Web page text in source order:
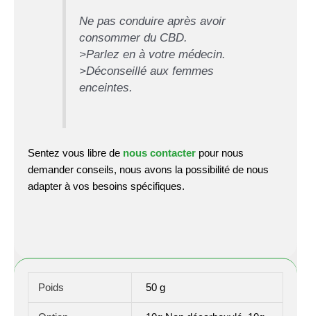
Ne pas conduire après avoir
consommer du CBD.
>Parlez en à votre médecin.
>Déconseillé aux femmes
enceintes.
Sentez vous libre de nous contacter pour nous
demander conseils, nous avons la possibilité de nous
adapter à vos besoins spécifiques.
Poids 50 g